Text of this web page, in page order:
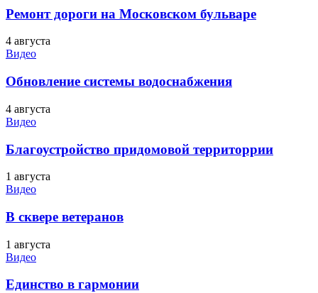
Ремонт дороги на Московском бульваре
4 августа
Видео
Обновление системы водоснабжения
4 августа
Видео
Благоустройство придомовой территоррии
1 августа
Видео
В сквере ветеранов
1 августа
Видео
Единство в гармонии